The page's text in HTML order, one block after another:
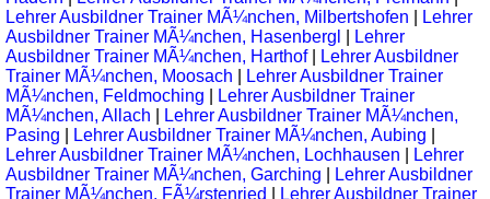
Lehrer Ausbildner Trainer MÃ¼nchen, Milbertshofen
Lehrer
Ausbildner Trainer MÃ¼nchen, Hasenbergl
Lehrer
Ausbildner Trainer MÃ¼nchen, Harthof
Lehrer Ausbildner
Trainer MÃ¼nchen, Moosach
Lehrer Ausbildner Trainer
MÃ¼nchen, Feldmoching
Lehrer Ausbildner Trainer
MÃ¼nchen, Allach
Lehrer Ausbildner Trainer MÃ¼nchen,
Pasing
Lehrer Ausbildner Trainer MÃ¼nchen, Aubing
Lehrer Ausbildner Trainer MÃ¼nchen, Lochhausen
Lehrer
Ausbildner Trainer MÃ¼nchen, Garching
Lehrer Ausbildner
Trainer MÃ¼nchen, FÃ¼rstenried
Lehrer Ausbildner Trainer